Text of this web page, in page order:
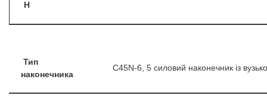
H
Тип
наконечника
С45N-6, 5 силовий наконечник із